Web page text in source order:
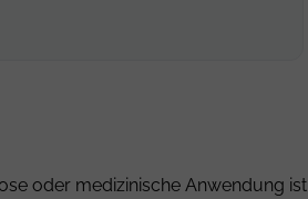
oder medizinische Anwendung ist